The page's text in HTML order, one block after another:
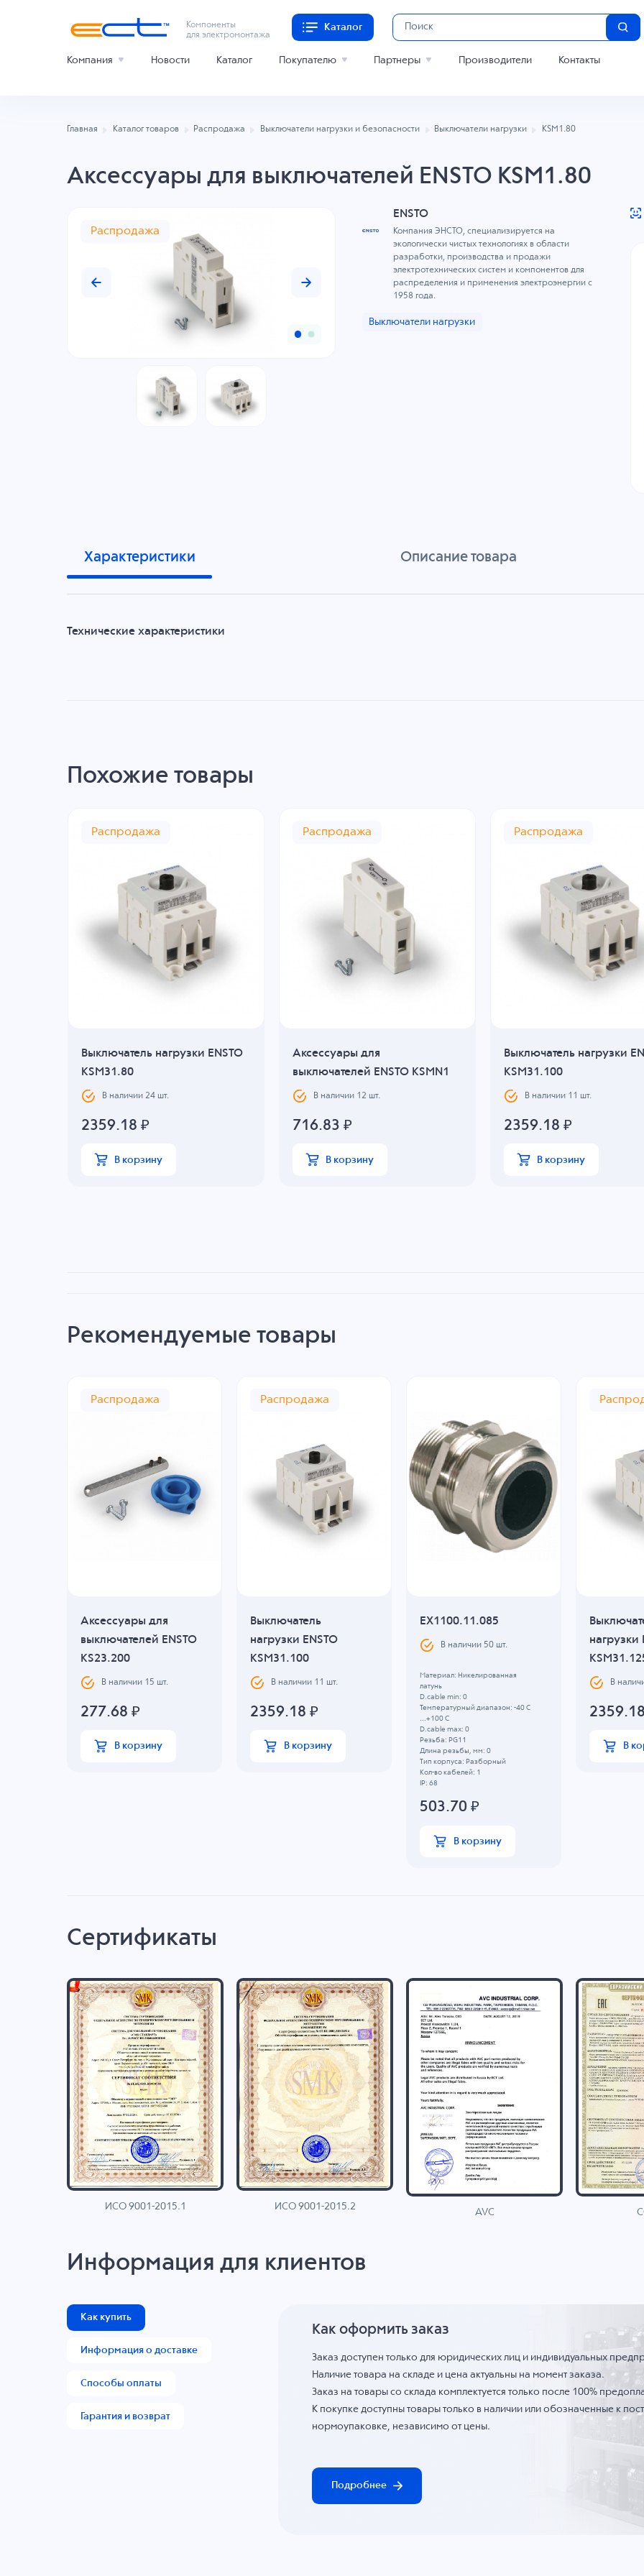
Компоненты
для электромонтажа
Каталог
Компания Новости Каталог Покупателю Партнеры Производители Контакты
Главная Каталог товаров Распродажа Выключатели нагрузки и безопасности Выключатели нагрузки KSM1.80
Аксессуары для выключателей ENSTO KSM1.80
Распродажа
ENSTO
Компания ЭНСТО, специализируется на
экологически чистых технологиях в области
разработки, производства и продажи
электротехнических систем и компонентов для
распределения и применения электроэнергии с
1958 года.
Выключатели нагрузки
Характеристики Описание товара
Технические характеристики
Похожие товары
Распродажа
Выключатель нагрузки ENSTO
KSM31.80
В наличии 24шт.
2359.18 ₽
В корзину
Распродажа
Аксессуары для
выключателей ENSTO KSMN1
В наличии 12 шт.
716.83 ₽
В корзину
Распродажа
Выключатель нагрузки
KSM31.100
В наличии 11 шт.
2359.18 ₽
В корзину
Рекомендуемые товары
Распродажа
Аксессуары для
выключателей ENSTO
KS23.200
В наличии 15 шт.
277.68 ₽
В корзину
Распродажа
Выключатель
нагрузки ENSTO
KSM31.100
В наличии 11 шт.
2359.18 ₽
В корзину
EX1100.11.085
В наличии 50 шт.
Материал: Никелированная
латунь
D.cable min: 0
Температурный диапазон: -40 C
...+100 C
D.cable max: 0
Резьба: PG11
Длина резьбы, мм: 0
Тип корпуса: Разборный
Кол-во кабелей: 1
IP: 68
503.70 ₽
В корзину
нагрузки
В
2359.18
В
Сертификаты
ИСО 9001-2015.1 ИСО 9001-2015.2
AVC
Информация для клиентов
Как купить
Информация о доставке
Способы оплаты
Гарантия и возврат
Как оформить заказ
Заказ доступен только для юридических лиц и индивидуальных
Наличие товара на складе и цена актуальны на момент заказа.
Заказ на товары со склада комплектуется только после 100%
К покупке доступны товары только в наличии или обозначенные к
нормоупаковке, независимо от цены.
Подробнее